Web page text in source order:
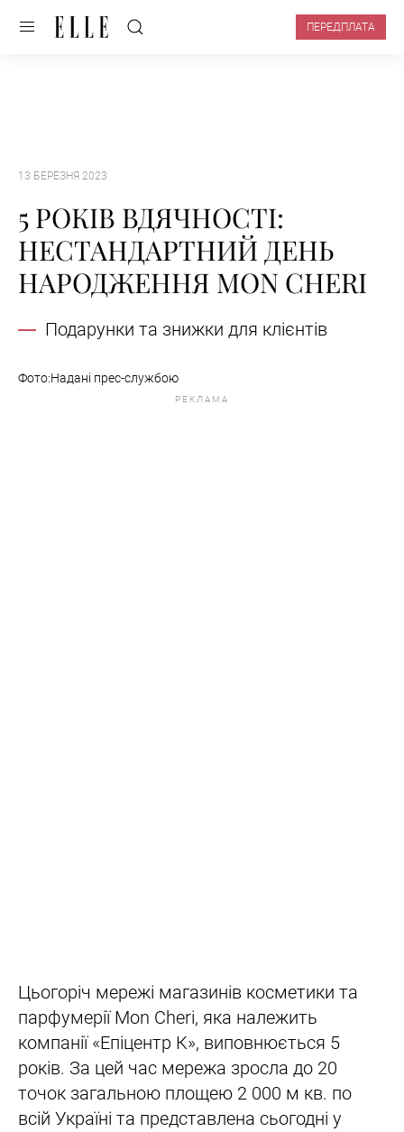
ПЕРЕДПЛАТА
13 БЕРЕЗНЯ 2023
5 РОКІВ ВДЯЧНОСТІ:
НЕСТАНДАРТНИЙ ДЕНЬ
НАРОДЖЕННЯ MON CHERI
Подарунки та знижки для клієнтів
Фото:Надані прес-службою
РЕКЛАМА
Цьогоріч мережі магазинів косметики та
парфумерії Mon Cheri, яка належить
компанії «Епіцентр К», виповнюється 5
років. За цей час мережа зросла до 20
точок загальною площею 2 000 м кв. по
всій Україні та представлена сьогодні у